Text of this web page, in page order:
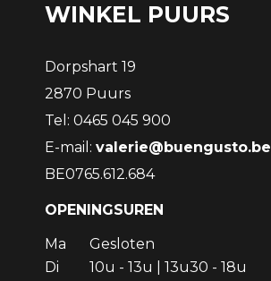
WINKEL PUURS
Dorpshart 19
2870 Puurs
Tel: 0465 045 900
E-mail: valerie@buengusto.be
BE0765.612.684
OPENINGSUREN
Ma
Gesloten
Di
10u - 13u | 13u30 - 18u